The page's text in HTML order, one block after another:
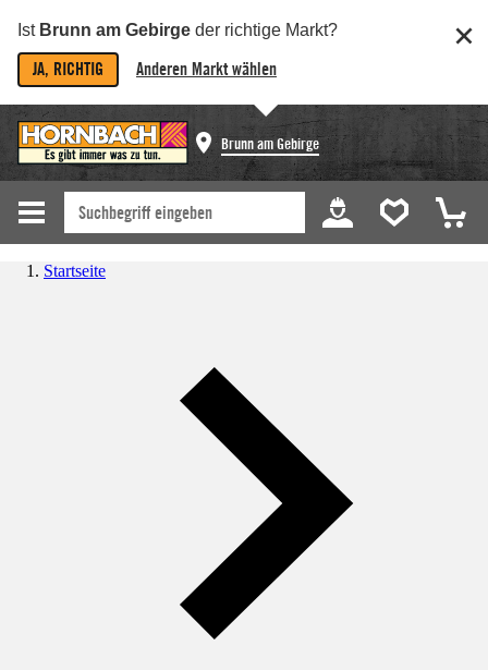
Ist Brunn am Gebirge der richtige Markt?
JA, RICHTIG Anderen Markt wählen
Brunn am Gebirge
Startseite